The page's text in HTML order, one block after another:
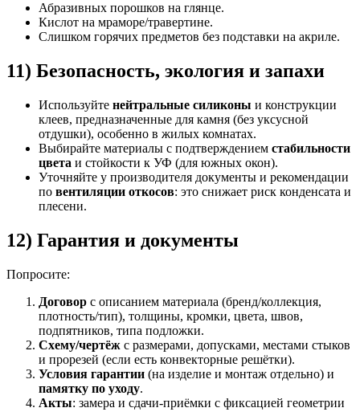
Абразивных порошков на глянце.
Кислот на мраморе/травертине.
Слишком горячих предметов без подставки на акриле.
11) Безопасность, экология и запахи
Используйте нейтральные силиконы и конструкции
клеев, предназначенные для камня (без уксусной
отдушки), особенно в жилых комнатах.
Выбирайте материалы с подтверждением стабильности
цвета и стойкости к УФ (для южных окон).
Уточняйте у производителя документы и рекомендации
по вентиляции откосов: это снижает риск конденсата и
плесени.
12) Гарантия и документы
Попросите:
Договор с описанием материала (бренд/коллекция,
плотность/тип), толщины, кромки, цвета, швов,
подпятников, типа подложки.
Схему/чертёж с размерами, допусками, местами стыков
и прорезей (если есть конвекторные решётки).
Условия гарантии (на изделие и монтаж отдельно) и
памятку по уходу.
Акты: замера и сдачи-приёмки с фиксацией геометрии